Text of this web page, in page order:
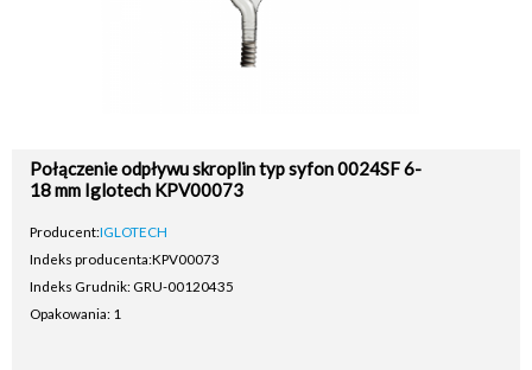
Połączenie odpływu skroplin typ syfon 0024SF 6-
18 mm Iglotech KPV00073
Producent:IGLOTECH
Indeks producenta:KPV00073
Indeks Grudnik: GRU-00120435
Opakowania: 1